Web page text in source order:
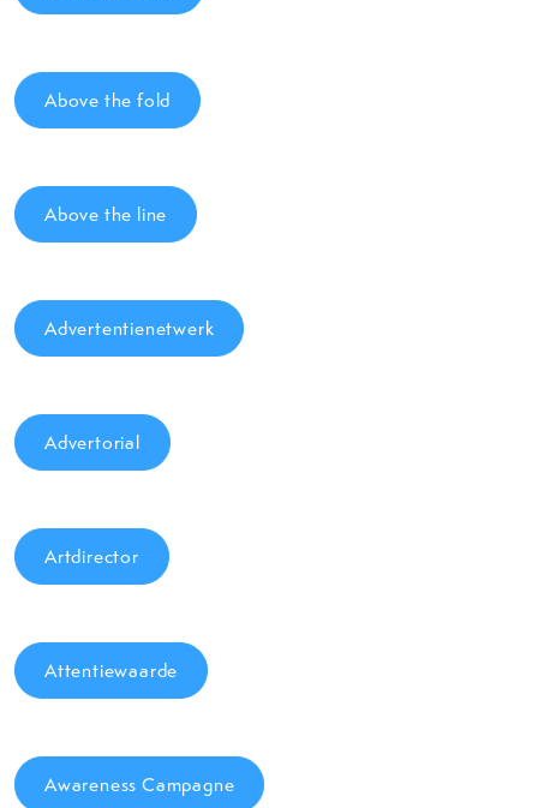
Above the fold
Above the line
Advertentienetwerk
Advertorial
Artdirector
Attentiewaarde
Awareness Campagne